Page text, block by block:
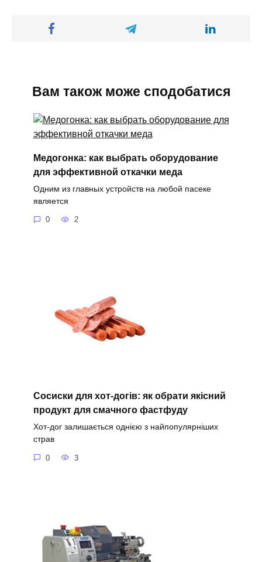
Вам також може сподобатися
Медогонка: как выбрать оборудование
для эффективной откачки меда
Одним из главных устройств на любой пасеке
является
0 2
Сосиски для хот-догів: як обрати якісний
продукт для смачного фастфуду
Хот-дог залишається однією з найпопулярніших
страв
0 3